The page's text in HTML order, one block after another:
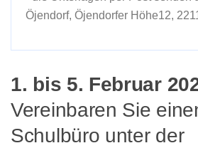
Öjendorf, Öjendorfer Höhe12,
1. bis 5. Februar
Vereinbaren Sie
Schulbüro unter der